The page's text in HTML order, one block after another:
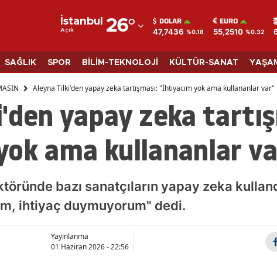
İstanbul
Açık 26°
Adana
Adıyaman
Afyonkarahisar
Amasya
Ankara
Artvin
Aydın
Balıkesir
DOLAR
47,7436 %0.18
EURO
55,2510 %0.32
SAĞLIK SPOR BİLİM-TEKNOLOJİ KÜLTÜR-SANAT
Aleyna Tilki'den yapay zeka tartışması: "İhtiyacım yok ama kullananlar var"
yapay zeka
ama kullananlar
bazı sanatçıların yapay zeka
ihtiyaç duymuyorum" dedi.
Yayınlanma
01 Haziran 2026 - 22:56